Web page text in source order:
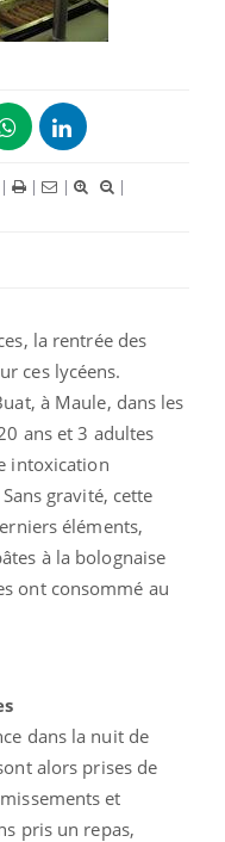
| | |
|
la rentrée des
ces lycéens.
à Maule, dans les
ans et 3 adultes
intoxication
gravité, cette
éléments,
à la bolognaise
ont consommé au
dans la nuit de
alors prises de
et
pris un repas,